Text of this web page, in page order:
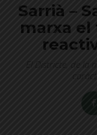
Sarrià –
marxa el
El Districte, de la